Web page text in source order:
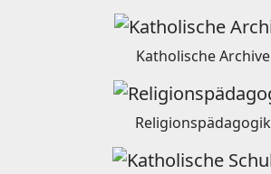
Katholische Archive
Religionspädagogik